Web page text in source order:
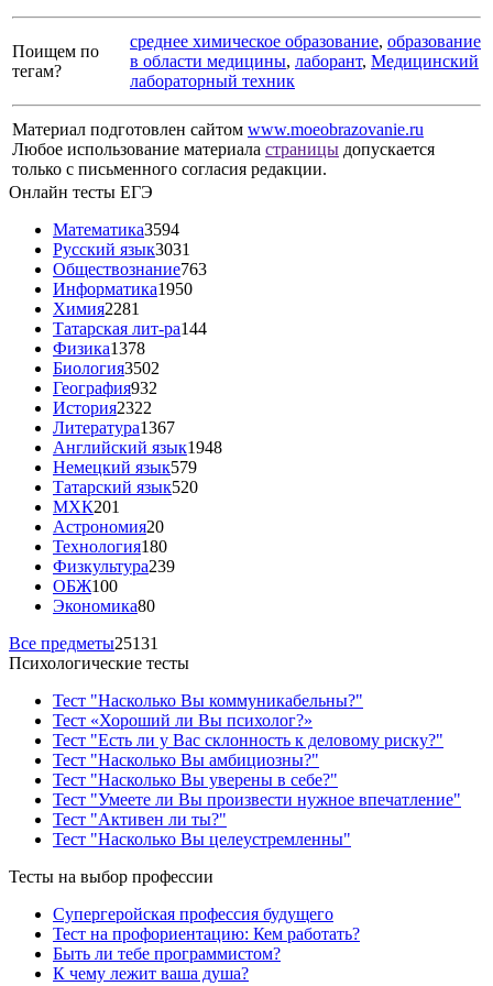
Поищем по
тегам?
среднее химическое образование, образование
в области медицины, лаборант, Медицинский
лабораторный техник
Материал подготовлен сайтом www.moeobrazovanie.ru
Любое использование материала страницы допускается
только с письменного согласия редакции.
Онлайн тесты ЕГЭ
Математика3594
Русский язык3031
Обществознание763
Информатика1950
Химия2281
Татарская лит-ра144
Физика1378
Биология3502
География932
История2322
Литература1367
Английский язык1948
Немецкий язык579
Татарский язык520
МХК201
Астрономия20
Технология180
Физкультура239
ОБЖ100
Экономика80
Все предметы25131
Психологические тесты
Тест "Насколько Вы коммуникабельны?"
Тест «Хороший ли Вы психолог?»
Тест "Есть ли у Вас склонность к деловому риску?"
Тест "Насколько Вы амбициозны?"
Тест "Насколько Вы уверены в себе?"
Тест "Умеете ли Вы произвести нужное впечатление"
Тест "Активен ли ты?"
Тест "Насколько Вы целеустремленны"
Тесты на выбор профессии
Супергеройская профессия будущего
Тест на профориентацию: Кем работать?
Быть ли тебе программистом?
К чему лежит ваша душа?